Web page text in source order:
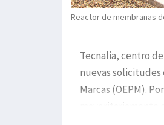
Reactor de membranas
Tecnalia, centro
nuevas
Marcas (OEPM).